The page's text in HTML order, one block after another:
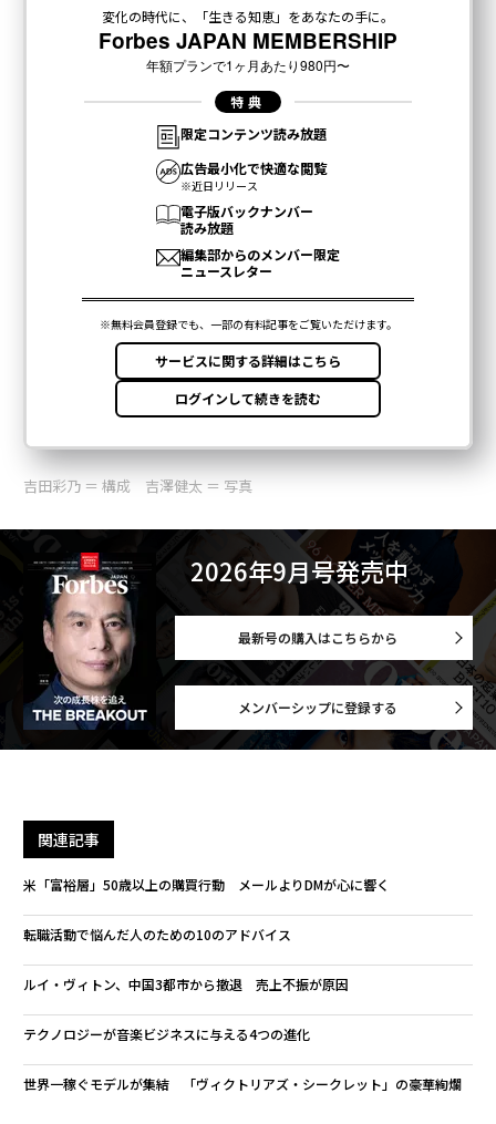
吉田彩乃 ＝ 構成 吉澤健太 ＝ 写真
2026年9月号発売中
最新号の購入はこちらから
メンバーシップに登録する
関連記事
米「富裕層」50歳以上の購買行動 メールよりDMが心に響く
転職活動で悩んだ人のための10のアドバイス
ルイ・ヴィトン、中国3都市から撤退 売上不振が原因
テクノロジーが音楽ビジネスに与える4つの進化
世界一稼ぐモデルが集結 「ヴィクトリアズ・シークレット」の豪華絢爛